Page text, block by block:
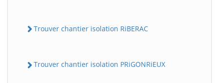
Trouver chantier isolation RiBERAC
Trouver chantier isolation PRiGONRiEUX